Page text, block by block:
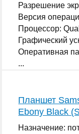
Разрешение
Версия
Процессор:
Графический
Оперативная
...
Планшет
Ebony Black
Назначение: